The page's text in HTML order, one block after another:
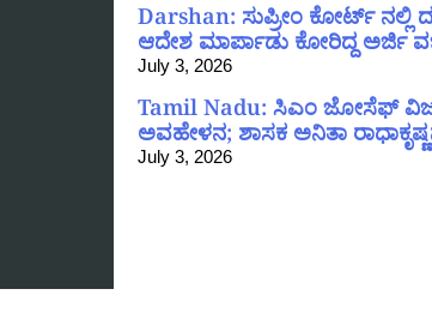
Darshan: ಸುಪ್ರೀಂ ಕೋರ್ಟ್ ನಲ್ಲಿ
ಆದೇಶ ಮಾರ್ಪಾಡು ಕೋರಿದ್ದ ಅರ್ಜಿ
July 3, 2026
Tamil Nadu: ಸಿಎಂ ಜೋಸೆಫ್
ಅವಹೇಳನ; ಶಾಸಕ ಅನಿತಾ
July 3, 2026